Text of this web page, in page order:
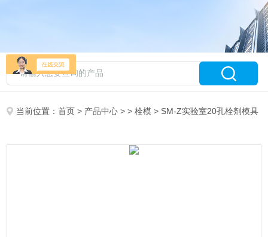
当前位置：首页 > 产品中心 > >栓模 > SM-Z实验室20孔栓剂模具